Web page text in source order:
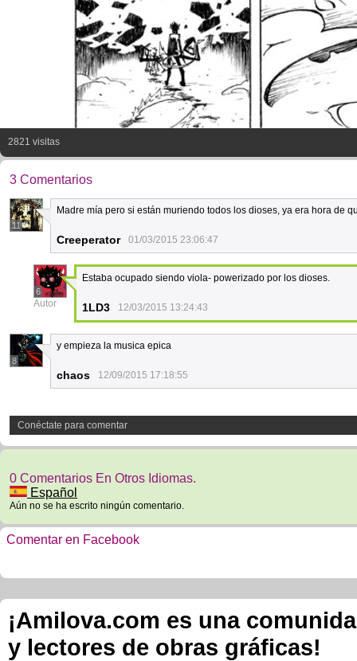
2821 visitas
3 Comentarios
11
Madre mía pero si están muriendo todos los dioses, ya era hora de
Creeperator 01/03/2015 23:06:47
6
Autor
Estaba ocupado siendo viola- powerizado por los dioses.
1LD3 12/03/2015 13:24:43
8
y empieza la musica epica
chaos 12/09/2015 17:18:55
Conéctate para comentar
0 Comentarios En Otros Idiomas.
Español
Aún no se ha escrito ningún comentario.
Comentar en Facebook
¡Amilova.com es una
y lectores de obras gráficas!